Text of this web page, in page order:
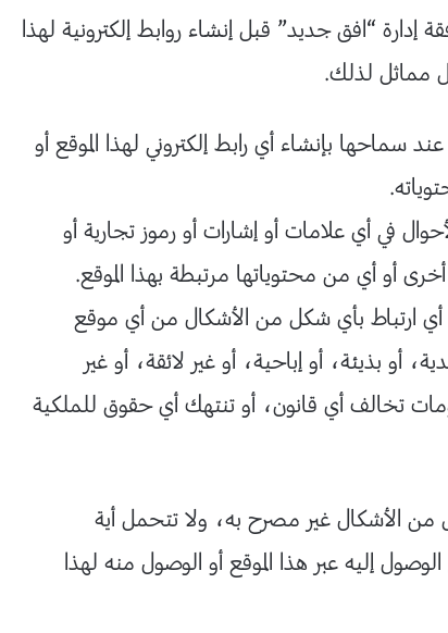
“افق جديد” قبل إنشاء روابط إلكترونية لهذا
مماثل لذلك.
بإنشاء أي رابط إلكتروني لهذا الموقع أو
في أي علامات أو إشارات أو رموز تجارية أو
أو أي من محتوياتها مرتبطة بهذا الموقع.
ارتباط بأي شكل من الأشكال من أي موقع
بذيئة، أو إباحية، أو غير لائقة، أو غير
تخالف أي قانون، أو تنتهك أي حقوق للملكية
الأشكال غير مصرح به، ولا تتحمل أية
إليه عبر هذا الموقع أو الوصول منه لهذا